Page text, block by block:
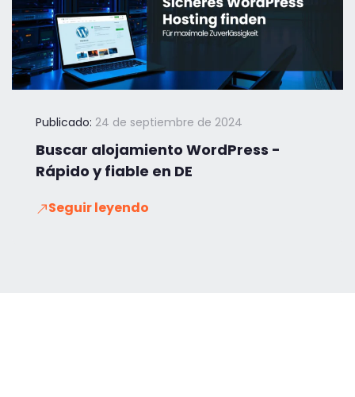
Publicado: 24 de septiembre de 2024
Buscar alojamiento WordPress -
Rápido y fiable en DE
Seguir leyendo